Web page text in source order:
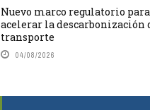
Nuevo marco regulatorio para
acelerar la descarbonización
transporte
04/08/2026